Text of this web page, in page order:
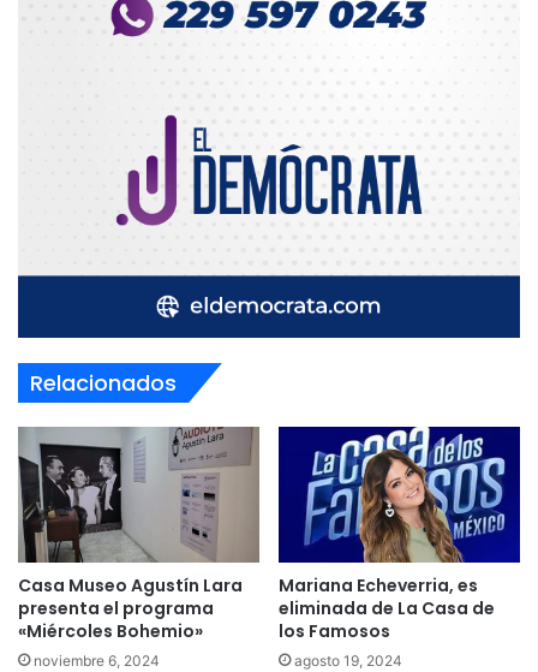
Relacionados
Casa Museo Agustín Lara
presenta el programa
«Miércoles Bohemio»
noviembre 6, 2024
Mariana Echeverria, es
eliminada de La Casa de
los Famosos
agosto 19, 2024